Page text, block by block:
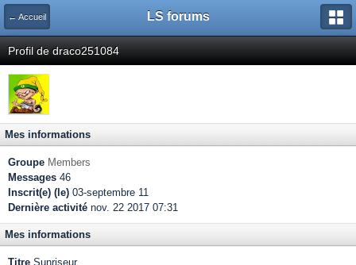
← Accueil LS forums
Profil de draco251084
Mes informations
Groupe Members
Messages 46
Inscrit(e) (le) 03-septembre 11
Dernière activité nov. 22 2017 07:31
Mes informations
Titre Sunriseur